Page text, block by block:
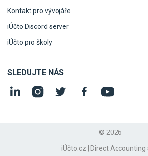
Kontakt pro vývojáře
iÚčto Discord server
iÚčto pro školy
SLEDUJTE NÁS
© 2026
iÚčto.cz | Direct Accounting